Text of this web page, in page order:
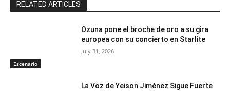
RELATED ARTICLES
Escenario
Ozuna pone el broche de oro a su gira
europea con su concierto en Starlite
July 31, 2026
La Voz de Yeison Jiménez Sigue Fuerte